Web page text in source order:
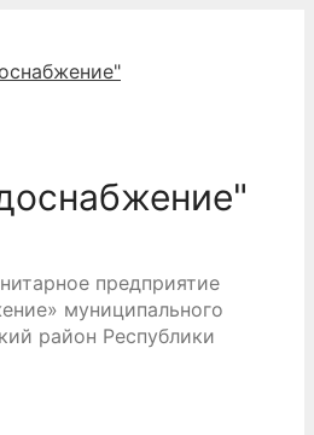
предприятие
муниципального
район Республики